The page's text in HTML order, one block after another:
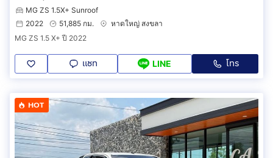
MG ZS 1.5X+ Sunroof
2022
51,885 กม.
หาดใหญ่ สงขลา
MG ZS 1.5 X+ ปี 2022
แชท LINE โทร
HOT